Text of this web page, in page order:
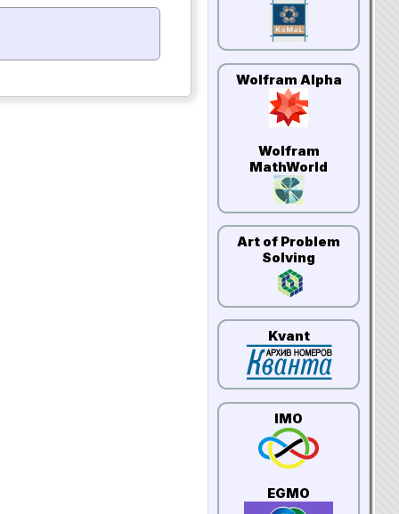
Wolfram Alpha
Wolfram
MathWorld
Art of Problem
Solving
Kvant
IMO
EGMO